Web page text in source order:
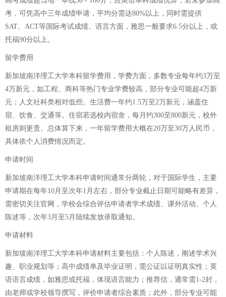
考，可凭高中三年成绩申请，平均分需达80%以上，同时需提供
SAT、ACT等国际考试成绩。语言方面，雅思一般要求6.5分以上，或
托福90分以上。
留学费用
新加坡南洋理工大学本科留学费用，学费方面，多数专业每年约3万至
4万新元，如工程、商科等热门专业学费较高，部分专业可能超4万新
元；人文社科类相对低些。生活费一年约1.5万至2万新元，涵盖住
宿、饮食、交通等。住宿若选校内宿舍，每月约300至800新元，校外
租房则更贵。总体算下来，一年留学费用大概在20万至30万人民币，
具体依个人消费情况而定。
申请时间
新加坡南洋理工大学本科申请时间通常分两轮，对于国际学生，主要
申请期在每年10月至次年1月左右，部分专业截止日期可能略有差异，
需密切关注官网，学校会综合评估申请者学术成绩、课外活动、个人
陈述等，次年3月至5月陆续发放录取通知。
申请材料
新加坡南洋理工大学本科申请材料主要包括：个人陈述，阐述学术兴
趣、职业规划等；高中成绩单及毕业证明，需公证以证明真实性；英
语语言成绩，如雅思或托福，体现语言能力；推荐信，通常需1-2封，
由老师或学校领导撰写，评价申请者综合素质；此外，部分专业可能